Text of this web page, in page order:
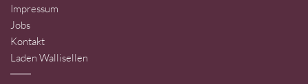
Impressum
Jobs
Kontakt
Laden Wallisellen